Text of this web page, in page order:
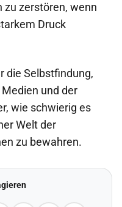
zerstören, wenn
Druck
die Selbstfindung,
und der
wie schwierig es
Welt der
zu bewahren.